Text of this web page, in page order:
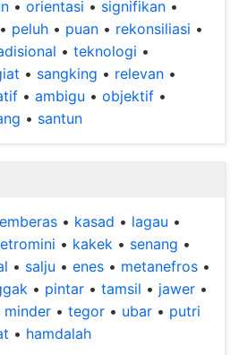
• orientasi • signifikan •
• peluh • puan • rekonsiliasi •
• teknologi •
• sangking • relevan •
• ambigu • objektif •
• santun
• kasad • lagau •
• kakek • senang •
• salju • enes • metanefros •
• pintar • tamsil • jawer •
minder • tegor • ubar • putri
• hamdalah